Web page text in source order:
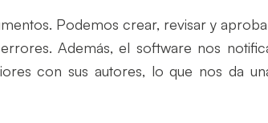
Podemos crear, revisar y
Además, el software nos
con sus autores, lo que nos da